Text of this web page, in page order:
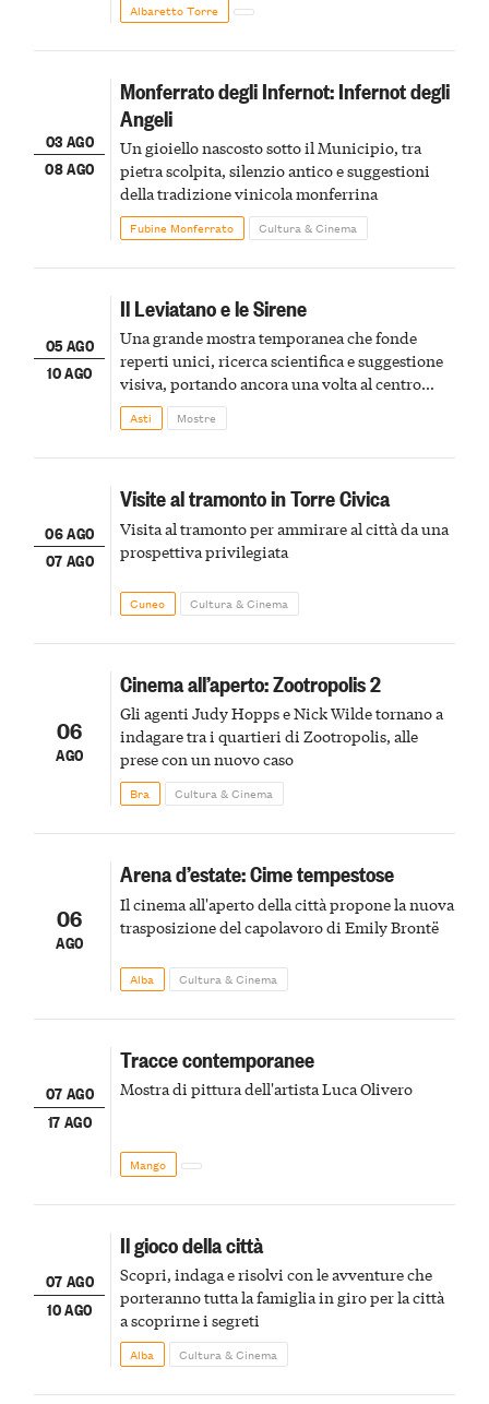
Albaretto Torre
03 AGO
08 AGO
Monferrato degli Infernot: Infernot degli
Angeli
Un gioiello nascosto sotto il Municipio, tra
pietra scolpita, silenzio antico e suggestioni
della tradizione vinicola monferrina
Fubine Monferrato Cultura & Cinema
05 AGO
10 AGO
Il Leviatano e le Sirene
Una grande mostra temporanea che fonde
reperti unici, ricerca scientifica e suggestione
visiva, portando ancora una volta al centro
della scena le meraviglie del passato astigiano
Asti Mostre
06 AGO
07 AGO
Visite al tramonto in Torre Civica
Visita al tramonto per ammirare al città da una
prospettiva privilegiata
Cuneo Cultura & Cinema
06
AGO
Cinema all’aperto: Zootropolis 2
Gli agenti Judy Hopps e Nick Wilde tornano a
indagare tra i quartieri di Zootropolis, alle
prese con un nuovo caso
Bra Cultura & Cinema
06
AGO
Arena d’estate: Cime tempestose
Il cinema all'aperto della città propone la nuova
trasposizione del capolavoro di Emily Brontë
Alba Cultura & Cinema
07 AGO
17 AGO
Tracce contemporanee
Mostra di pittura dell'artista Luca Olivero
Mango
07 AGO
10 AGO
Il gioco della città
Scopri, indaga e risolvi con le avventure che
porteranno tutta la famiglia in giro per la città
a scoprirne i segreti
Alba Cultura & Cinema